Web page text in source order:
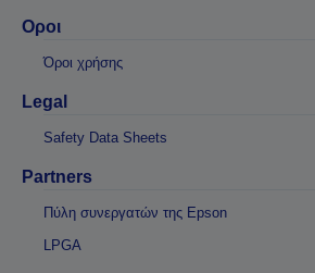
Οροι
Όροι χρήσης
Legal
Safety Data Sheets
Partners
Πύλη συνεργατών της Epson
LPGA